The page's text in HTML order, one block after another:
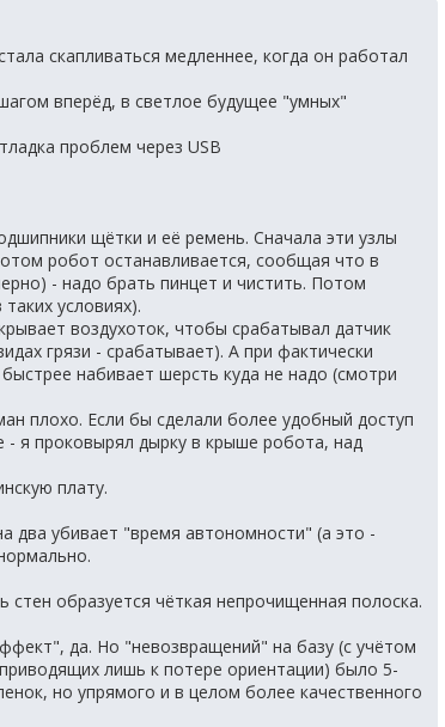
скапливаться медленнее, когда он работал
вперёд, в светлое будущее "умных"
проблем через USB
щётки и её ремень. Сначала эти узлы
робот останавливается, сообщая что в
- надо брать пинцет и чистить. Потом
условиях).
воздухоток, чтобы срабатывал датчик
грязи - срабатывает). А при фактически
набивает шерсть куда не надо (смотри
плохо. Если бы сделали более удобный доступ
я проковырял дырку в крыше робота, над
плату.
два убивает "время автономности" (а это -
образуется чёткая непрочищенная полоска.
да. Но "невозвращений" на базу (с учётом
лишь к потере ориентации) было 5-
но упрямого и в целом более качественного